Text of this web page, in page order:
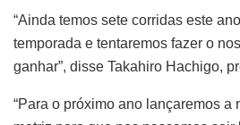
“Ainda temos sete corridas este
temporada e tentaremos fazer o
ganhar”, disse Takahiro Hachigo,
“Para o próximo ano lançaremos a